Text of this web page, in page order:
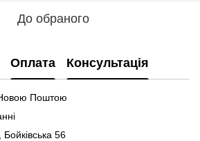
До обраного
Оплата Консультація
Новою Поштою
Бойківська 56